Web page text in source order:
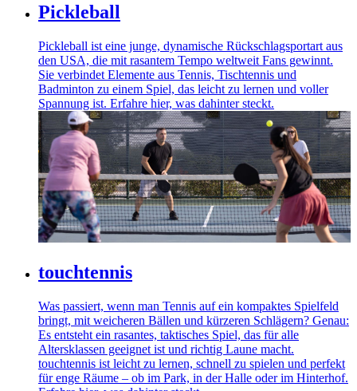
Pickleball
Pickleball ist eine junge, dynamische Rückschlagsportart aus
den USA, die mit rasantem Tempo weltweit Fans gewinnt.
Sie verbindet Elemente aus Tennis, Tischtennis und
Badminton zu einem Spiel, das leicht zu lernen und voller
Spannung ist. Erfahre hier, was dahinter steckt.
touchtennis
Was passiert, wenn man Tennis auf ein kompaktes Spielfeld
bringt, mit weicheren Bällen und kürzeren Schlägern? Genau:
Es entsteht ein rasantes, taktisches Spiel, das für alle
Altersklassen geeignet ist und richtig Laune macht.
touchtennis ist leicht zu lernen, schnell zu spielen und perfekt
für enge Räume – ob im Park, in der Halle oder im Hinterhof.